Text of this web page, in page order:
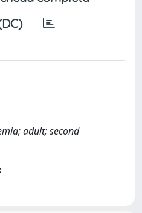
adult; second